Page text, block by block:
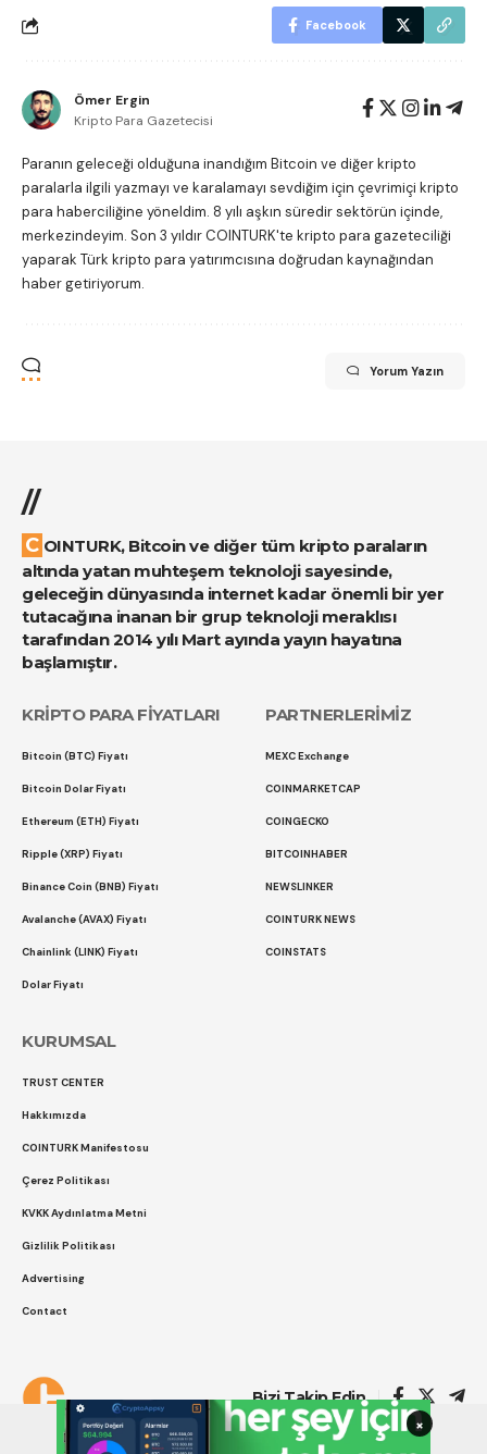
×
Facebook
Ömer Ergin
Kripto Para Gazetecisi
Paranın geleceği olduğuna inandığım Bitcoin ve diğer kripto
paralarla ilgili yazmayı ve karalamayı sevdiğim için çevrimiçi kripto
para haberciliğine yöneldim. 8 yılı aşkın süredir sektörün içinde,
merkezindeyim. Son 3 yıldır COINTURK'te kripto para gazeteciliği
yaparak Türk kripto para yatırımcısına doğrudan kaynağından
haber getiriyorum.
Yorum Yazın
//
COINTURK, Bitcoin ve diğer tüm kripto paraların
altında yatan muhteşem teknoloji sayesinde,
geleceğin dünyasında internet kadar önemli bir yer
tutacağına inanan bir grup teknoloji meraklısı
tarafından 2014 yılı Mart ayında yayın hayatına
başlamıştır.
KRİPTO PARA FİYATLARI
Bitcoin (BTC) Fiyatı
Bitcoin Dolar Fiyatı
Ethereum (ETH) Fiyatı
Ripple (XRP) Fiyatı
Binance Coin (BNB) Fiyatı
Avalanche (AVAX) Fiyatı
Chainlink (LINK) Fiyatı
Dolar Fiyatı
PARTNERLERİMİZ
MEXC Exchange
COINMARKETCAP
COINGECKO
BITCOINHABER
NEWSLINKER
COINTURK NEWS
COINSTATS
KURUMSAL
TRUST CENTER
Hakkımızda
COINTURK Manifestosu
Çerez Politikası
KVKK Aydınlatma Metni
Gizlilik Politikası
Advertising
Contact
Bizi Takip Edin
Çerez Politikası Gizlilik Politikası